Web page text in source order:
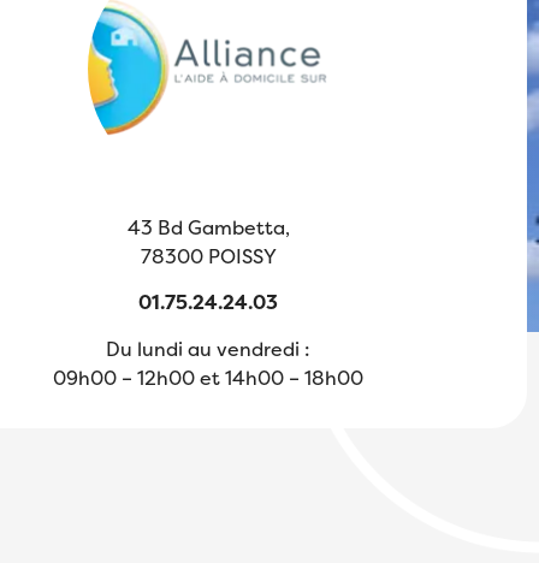
43 Bd Gambetta,
78300 POISSY
01.75.24.24.03
Du lundi au vendredi :
09h00 – 12h00 et 14h00 – 18h00